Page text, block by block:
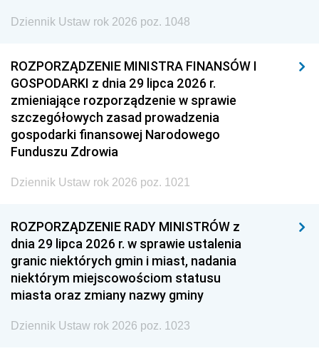
Dziennik Ustaw rok 2026 poz. 1048
ROZPORZĄDZENIE MINISTRA FINANSÓW I
GOSPODARKI z dnia 29 lipca 2026 r.
zmieniające rozporządzenie w sprawie
szczegółowych zasad prowadzenia
gospodarki finansowej Narodowego
Funduszu Zdrowia
Dziennik Ustaw rok 2026 poz. 1021
ROZPORZĄDZENIE RADY MINISTRÓW z
dnia 29 lipca 2026 r. w sprawie ustalenia
granic niektórych gmin i miast, nadania
niektórym miejscowościom statusu
miasta oraz zmiany nazwy gminy
Dziennik Ustaw rok 2026 poz. 1023